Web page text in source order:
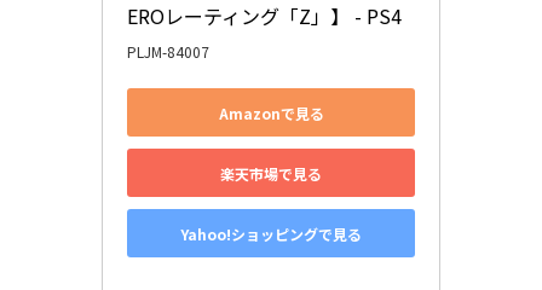
EROレーティング「Z」】 - PS4
PLJM-84007
Amazonで見る
楽天市場で見る
Yahoo!ショッピングで見る